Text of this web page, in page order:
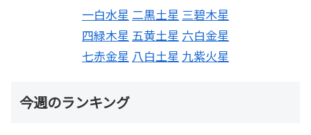
一白水星 二黒土星 三碧木星
四緑木星 五黄土星 六白金星
七赤金星 八白土星 九紫火星
今週のランキング